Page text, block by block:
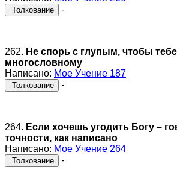
Толкование -
262. Не спорь с глупым, чтобы
многословному
Написано: Мое Учение 187
Толкование -
264. Если хочешь угодить Богу –
точности, как написано
Написано: Мое Учение 264
Толкование -